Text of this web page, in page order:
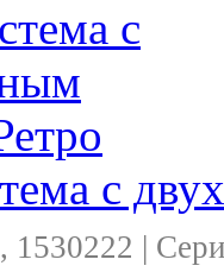
с
1530222 |